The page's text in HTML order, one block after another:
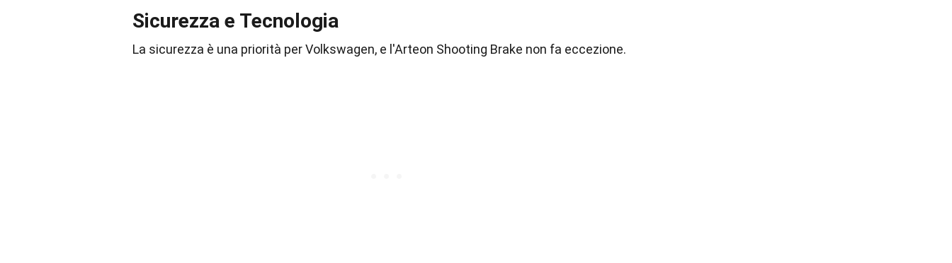
Sicurezza e Tecnologia
La sicurezza è una priorità per Volkswagen, e l'Arteon Shooting Brake non fa eccezione.